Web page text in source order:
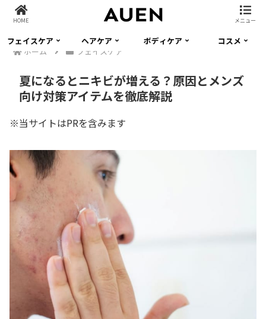
フェイスケア ヘアケア ボディケア
コスメ
ホーム
フェイスケア
夏になるとニキビが増える？原因とメンズ
向け対策アイテムを徹底解説
※当サイトはPRを含みます
HOME メニュー